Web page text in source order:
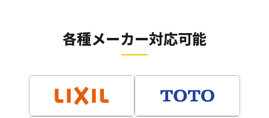
各種メーカー対応可能